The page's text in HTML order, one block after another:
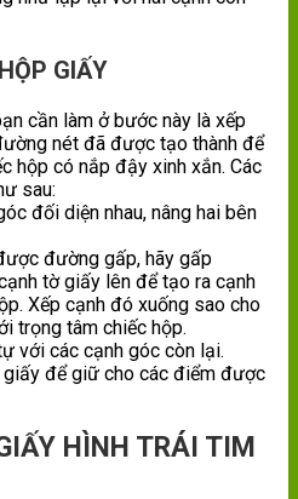
GIẤY
cần làm ở bước này là xếp
nét đã được tạo thành để
hộp có nắp đậy xinh xắn. Các
sau:
đối diện nhau, nâng hai bên
đường gấp, hãy gấp
tờ giấy lên để tạo ra cạnh
Xếp cạnh đó xuống sao cho
trọng tâm chiếc hộp.
với các cạnh góc còn lại.
để giữ cho các điểm được
HÌNH TRÁI TIM